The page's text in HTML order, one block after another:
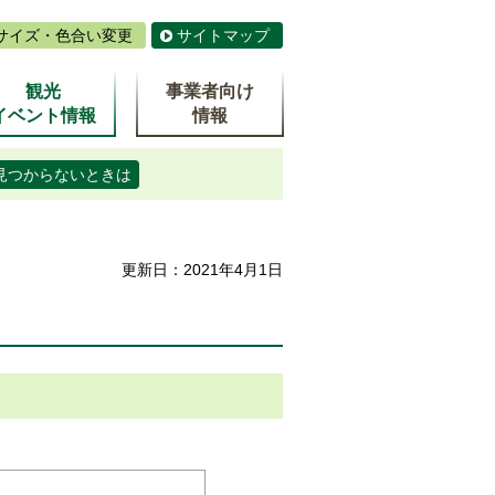
イズ・色合い変更 サイトマップ
観光
ベント情報
事業者向け
情報
つからないときは
更新日：2021年4月1日